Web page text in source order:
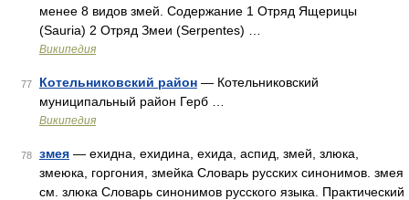
менее 8 видов змей. Содержание 1 Отряд Ящерицы
(Sauria) 2 Отряд Змеи (Serpentes) …
Википедия
77 Котельниковский район — Котельниковский
муниципальный район Герб …
Википедия
78 змея — ехидна, ехидина, ехида, аспид, змей, злюка,
змеюка, горгония, змейка Словарь русских синонимов. змея
см. злюка Словарь синонимов русского языка. Практический